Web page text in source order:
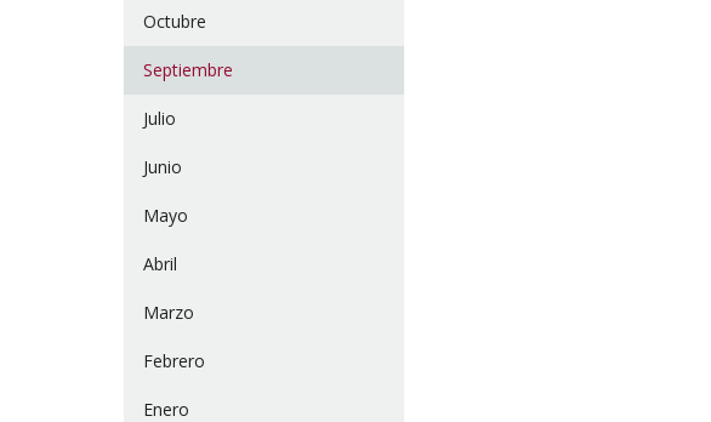
Octubre
Septiembre
Julio
Junio
Mayo
Abril
Marzo
Febrero
Enero